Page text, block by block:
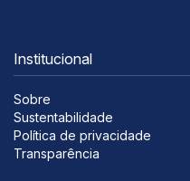
Institucional
Sobre
Sustentabilidade
Política de privacidade
Transparência